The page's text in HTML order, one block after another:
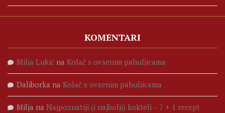
KOMENTARI
Milja Lukić na Kolač s ovsenim pahuljicama
Daliborka na Kolač s ovsenim pahuljicama
Milja na Najpoznatiji (i najbolji) kokteli – 7 + 1 recept